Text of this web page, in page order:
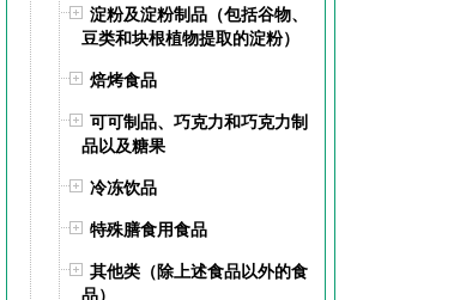
淀粉及淀粉制品（包括谷物、
豆类和块根植物提取的淀粉）
焙烤食品
可可制品、巧克力和巧克力制
品以及糖果
冷冻饮品
特殊膳食用食品
其他类（除上述食品以外的食
品）